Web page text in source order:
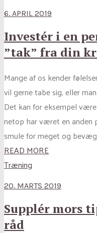
6. APRIL 2019
Investér i en
”tak” fra din
Mange af os kender
vil gerne tabe sig, eller
Det kan for eksempel
netop har været en anden
smule for meget og
READ MORE
Træning
20. MARTS 2019
Supplér mors
råd